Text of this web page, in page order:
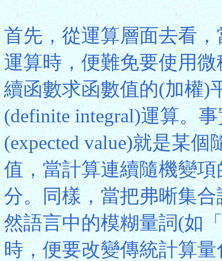
首先，從運算層面去看
運算時，便難免要使用
續函數求函數值的(加權)
(definite integral)運算。
(expected value)就是某
值，當計算連續隨機變
分。同樣，當把弗晰集
然語言中的模糊量詞(如
時，便要改變傳統計算